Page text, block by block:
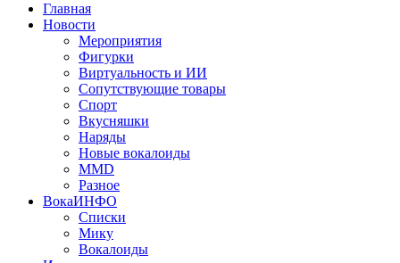
navigation
Главная
Новости
Мероприятия
Фигурки
Виртуальность и ИИ
Сопутствующие товары
Спорт
Вкусняшки
Наряды
Новые вокалоиды
MMD
Разное
ВокаИНФО
Списки
Мику
Вокалоиды